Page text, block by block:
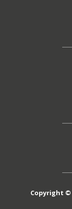
Copyright ©